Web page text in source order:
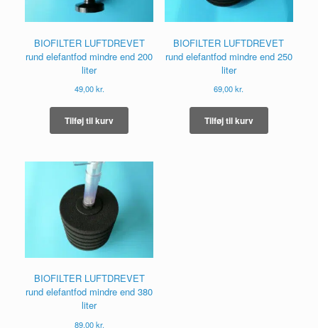
BIOFILTER LUFTDREVET
rund elefantfod mindre end 200
liter
49,00kr.
Tilføj til kurv
BIOFILTER LUFTDREVET
rund elefantfod mindre end 250
liter
69,00kr.
Tilføj til kurv
BIOFILTER LUFTDREVET
rund elefantfod mindre end 380
liter
89,00kr.